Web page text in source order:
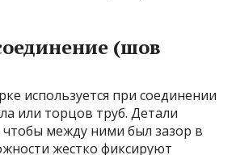
(шов
используется при соединении
или торцов труб. Детали
между ними был зазор в
жестко фиксируют